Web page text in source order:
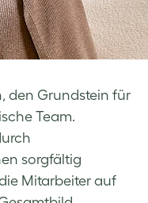
den Grundstein für
Team.
sorgfältig
Mitarbeiter auf